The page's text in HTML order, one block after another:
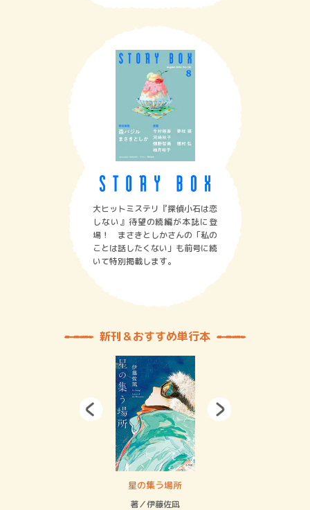
大ヒットミステリ『探偵小石は恋
しない』待望の続編が本誌に登
場！ まさきとしかさんの「私の
ことは話したくない」も前号に続
いて特別掲載します。
新刊＆おすすめ単行本
星の集う場所
著／伊藤佐凪